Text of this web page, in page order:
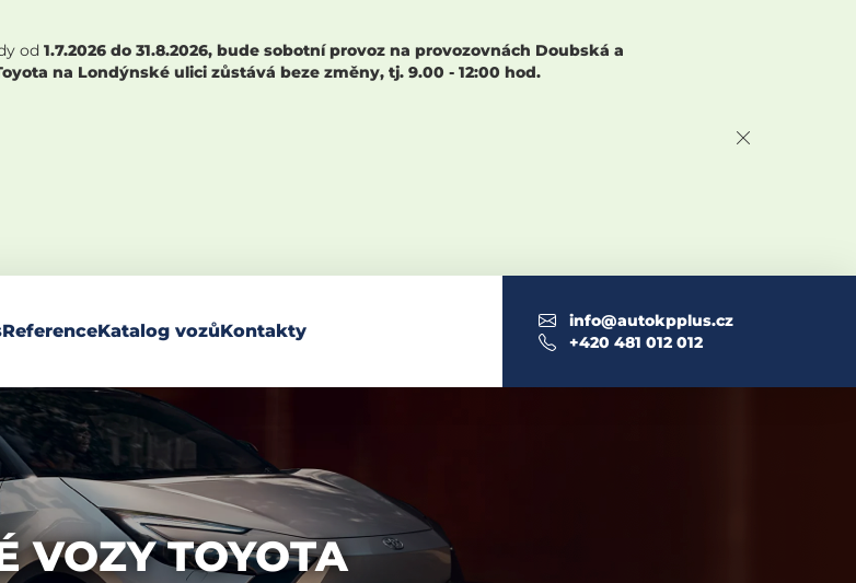
od 1.7.2026 do 31.8.2026, bude sobotní provoz na provozovnách Doubská a
na Londýnské ulici zůstává beze změny, tj. 9.00 - 12:00 hod.
ReferenceKatalog vozůKontakty
info@autokpplus.cz
+420 481 012 012
VOZY TOYOTA